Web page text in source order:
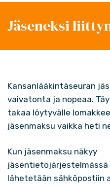
Jäseneksi
Kansanlääkintäseuran
vaivatonta ja nopeaa.
takaa löytyvälle
jäsenmaksu vaikka heti
Kun jäsenmaksu näkyy
jäsentietojärjestelmässä
lähetetään sähköpostiin